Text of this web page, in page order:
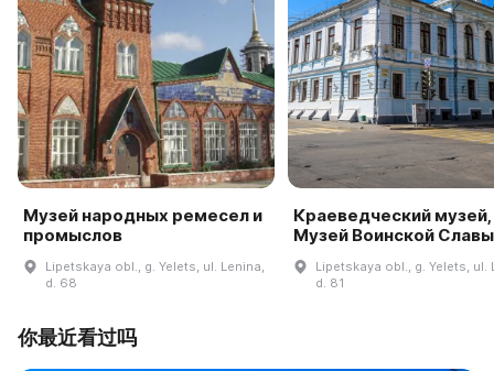
Музей народных ремесел и
промыслов
Lipetskaya obl., g. Yelets, ul. Lenina,
d. 68
Краеведческий музей,
Музей Воинской Славы
Lipetskaya obl., g. Yelets, ul.
d. 81
你最近看过吗